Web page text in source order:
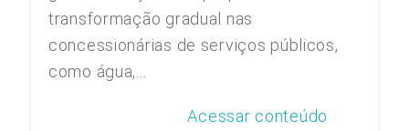
transformação gradual nas
concessionárias de serviços públicos,
como água,...
Acessar conteúdo